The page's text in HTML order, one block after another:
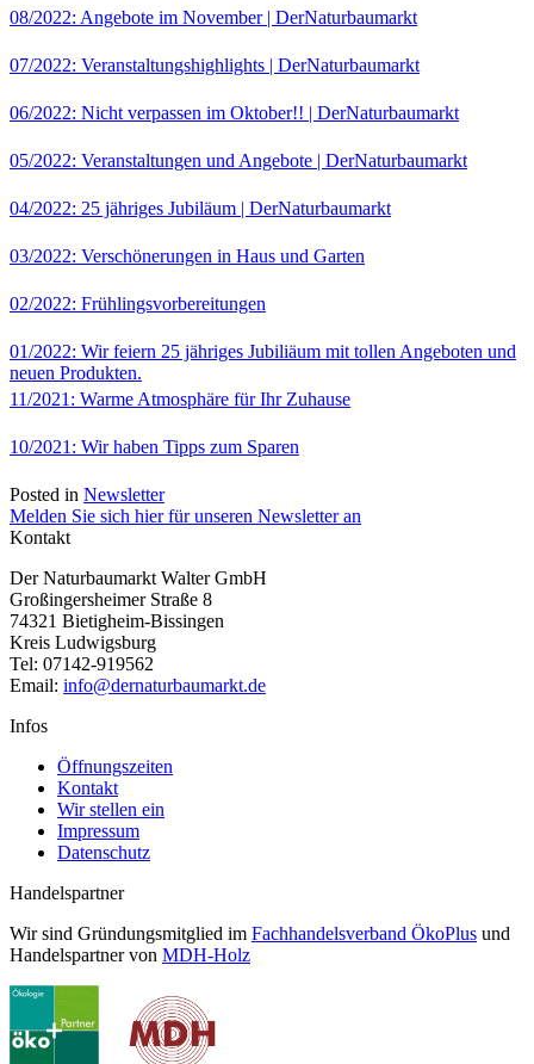
08/2022: Angebote im November | DerNaturbaumarkt
07/2022: Veranstaltungshighlights | DerNaturbaumarkt
06/2022: Nicht verpassen im Oktober!! | DerNaturbaumarkt
05/2022: Veranstaltungen und Angebote | DerNaturbaumarkt
04/2022: 25 jähriges Jubiläum | DerNaturbaumarkt
03/2022: Verschönerungen in Haus und Garten
02/2022: Frühlingsvorbereitungen
01/2022: Wir feiern 25 jähriges Jubiliäum mit tollen Angeboten und
neuen Produkten.
11/2021: Warme Atmosphäre für Ihr Zuhause
10/2021: Wir haben Tipps zum Sparen
Posted in Newsletter
Melden Sie sich hier für unseren Newsletter an
Kontakt
Der Naturbaumarkt Walter GmbH
Großingersheimer Straße 8
74321 Bietigheim-Bissingen
Kreis Ludwigsburg
Tel: 07142-919562
Email: info@dernaturbaumarkt.de
Infos
Öffnungszeiten
Kontakt
Wir stellen ein
Impressum
Datenschutz
Handelspartner
Wir sind Gründungsmitglied im Fachhandelsverband ÖkoPlus und
Handelspartner von MDH-Holz